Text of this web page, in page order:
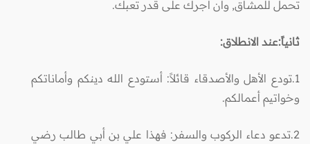
تحمل للمشاق, وأن أجرك على قدر تعبك.‏
ثانياً:عند الانطلاق:
1.تودع الأهل والأصدقاء قائلاً: أستودع الله دينكم وأماناتكم
وخواتيم أعمالكم.
2.تدعو دعاء الركوب والسفر: فهذا علي بن أبي طالب رضي